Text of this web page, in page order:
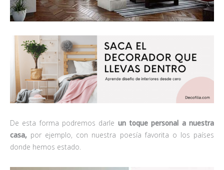
De esta forma podremos darle un toque personal a nuestra
casa, por ejemplo, con nuestra poesía favorita o los países
donde hemos estado.